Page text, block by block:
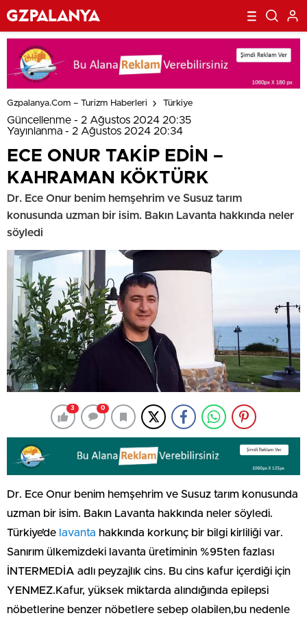
Gzpalanya.com – Turizm Haberleri Türkiye
Güncellenme - 2 Ağustos 2024 20:35
Yayınlanma - 2 Ağustos 2024 20:34
ECE ONUR TAKİP EDİN –
KAHRAMAN KÖKTÜRK
Dr. Ece Onur benim hemşehrim ve Susuz tarım
konusunda uzman bir isim. Bakın Lavanta hakkında neler
söyledi
3 0
Dr. Ece Onur benim hemşehrim ve Susuz tarım konusunda
uzman bir isim. Bakın Lavanta hakkında neler söyledi.
Türkiye’de lavanta hakkında korkunç bir bilgi kirliliği var.
Sanırım ülkemizdeki lavanta üretiminin %95ten fazlası
İNTERMEDİA adlı peyzajlık cins. Bu cins kafur içerdiği için
YENMEZ.Kafur, yüksek miktarda alındığında epilepsi
nöbetlerine benzer nöbetlere sebep olabilen,bu nedenle